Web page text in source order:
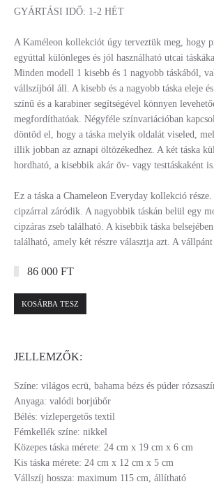
GYÁRTÁSI IDŐ: 1-2 HÉT
A Kaméleon kollekciót úgy terveztük meg, hogy
egyúttal különleges és jól használható utcai
Minden modell 1 kisebb és 1 nagyobb táskából,
vállszíjból áll. A kisebb és a nagyobb táska eleje
színű és a karabiner segítségével könnyen
megfordíthatóak. Négyféle színvariációban
döntöd el, hogy a táska melyik oldalát viseled,
illik jobban az aznapi öltözékedhez. A két táska
hordható, a kisebbik akár öv- vagy testtáskaként is.
Ez a táska a Chameleon Everyday kollekció
cipzárral záródik. A nagyobbik táskán belül egy
cipzáras zseb található. A kisebbik táska
található, amely két részre választja azt. A vállpánt
86 000 FT
KOSÁRBA TESZ
JELLEMZŐK:
Színe: világos ecrü, bahama bézs és púder
Anyaga: valódi borjúbőr
Bélés: vízlepergetős textil
Fémkellék színe: nikkel
Közepes táska mérete: 24 cm x 19 cm x 6 cm
Kis táska mérete: 24 cm x 12 cm x 5 cm
Vállszíj hossza: maximum 115 cm, állítható